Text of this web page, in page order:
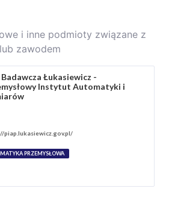
i inne podmioty związane z
zawodem
Badawcza Łukasiewicz -
Instytut Automatyki i
piap.lukasiewicz.gov.pl/
PRZEMYSŁOWA